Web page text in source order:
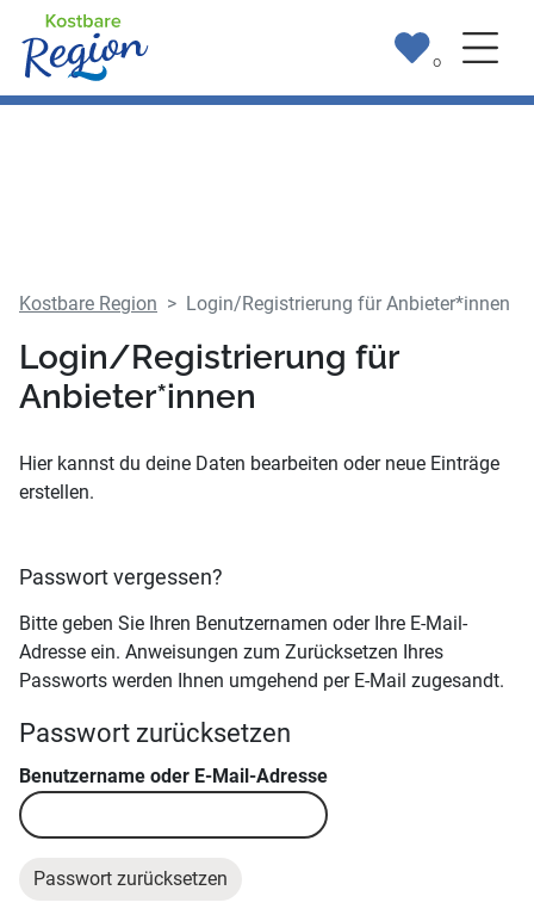
0
Kostbare Region Login/Registrierung für Anbieter*innen
Login/Registrierung für
Anbieter*innen
Hier kannst du deine Daten bearbeiten oder neue Einträge
erstellen.
Passwort vergessen?
Bitte geben Sie Ihren Benutzernamen oder Ihre E-Mail-
Adresse ein. Anweisungen zum Zurücksetzen Ihres
Passworts werden Ihnen umgehend per E-Mail zugesandt.
Passwort zurücksetzen
Benutzername oder E-Mail-Adresse